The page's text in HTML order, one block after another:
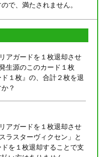
で、満たされません。
アガードを１枚退却させ
生源のこのカード１枚
１枚』の、合計２枚を退
？
アガードを１枚退却させ
ラスターヴィクセン」と
を１枚退却することで支